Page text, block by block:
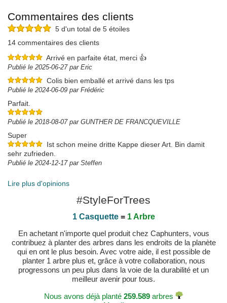
Commentaires des clients
5 d'un total de 5 étoiles
14 commentaires des clients
Arrivé en parfaite état, merci 👍
Publié le 2025-06-27 par Eric
Colis bien emballé et arrivé dans les tps
Publié le 2024-06-09 par Frédéric
Parfait.
Publié le 2018-08-07 par GUNTHER DE FRANCQUEVILLE
Super
Ist schon meine dritte Kappe dieser Art. Bin damit
sehr zufrieden.
Publié le 2024-12-17 par Steffen
Lire plus d'opinions
#StyleForTrees
1 Casquette= 1 Arbre
En achetant n'importe quel produit chez Caphunters, vous
contribuez à planter des arbres dans les endroits de la planète
qui en ont le plus besoin. Avec votre aide, il est possible de
planter 1 arbre plus et, grâce à votre collaboration, nous
progressons un peu plus dans la voie de la durabilité et un
meilleur avenir pour tous.
Nous avons déjà planté 259.589 arbres